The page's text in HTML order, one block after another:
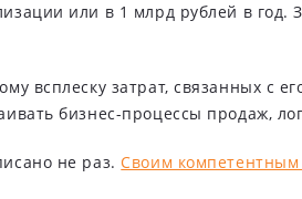
или в 1 млрд рублей в
всплеску затрат, связанных с
бизнес-процессы продаж,
не раз.Своим